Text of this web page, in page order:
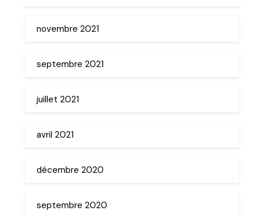
novembre 2021
septembre 2021
juillet 2021
avril 2021
décembre 2020
septembre 2020